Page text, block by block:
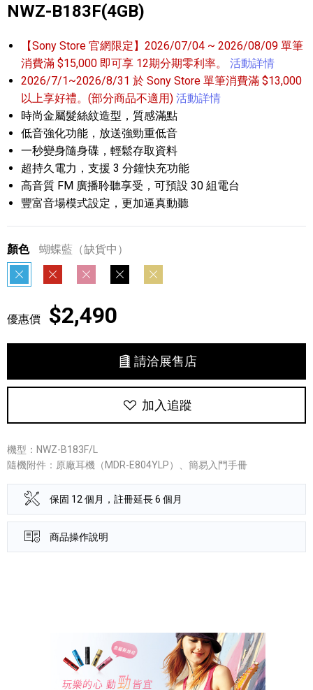
NWZ-B183F(4GB)
【Sony Store 官網限定】2026/07/04 ~ 2026/08/09 單筆
消費滿 $15,000 即可享 12期分期零利率。
活動詳情
2026/7/1~2026/8/31 於 Sony Store 單筆消費滿 $13,000
以上享好禮。(部分商品不適用) 活動詳情
時尚金屬髮絲紋造型，質感滿點
低音強化功能，放送強勁重低音
一秒變身隨身碟，輕鬆存取資料
超持久電力，支援 3 分鐘快充功能
高音質 FM 廣播聆聽享受，可預設 30 組電台
豐富音場模式設定，更加逼真動聽
顏色 蝴蝶藍（缺貨中）
蝴蝶藍 鸚鵡紅 豬豬粉 獵鷹黑 鯉魚金
優惠價 $2,490
請洽展售店
加入追蹤
機型：NWZ-B183F/L
隨機附件：原廠耳機（MDR-E804YLP）、簡易入門手冊
保固 12 個月，註冊延長 6 個月
商品操作說明